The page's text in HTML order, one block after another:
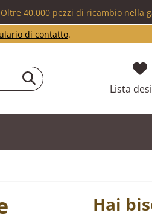
Oltre 40.000 pezzi di ricambio nella
di contatto.
Lista
Hai